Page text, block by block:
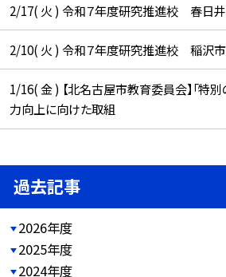
2/17( 火 ) 令和７年度研究推進校 春日
2/10( 火 ) 令和７年度研究推進校 稲沢
1/16( 金 ) 【北名古屋市教育委員会】「特
力向上に向けた取組
過去記事
2026年度
2025年度
2024年度